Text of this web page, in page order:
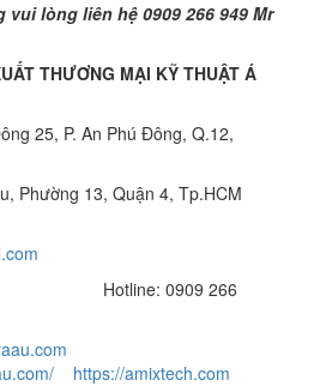
lòng liên hệ 0909 266 949 Mr
THƯƠNG MẠI KỸ THUẬT Á
25, P. An Phú Đông, Q.12,
Phường 13, Quận 4, Tp.HCM
Hotline: 0909 266
https://amixtech.com